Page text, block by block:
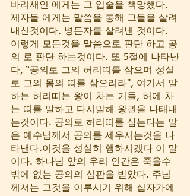
바리새인 에게는 그 입술을 책망했다.
제자들 에게는 말씀을 통해 그들을 살려
내신것이다. 병든자를 살려낸 것이다.
이렇게 모든것을 말씀으로 판단 하고 공
의 로 판단 하는것이다. 또 5절에 나타난
다, “공의로 그의 허리띠를 삼으며 성실
로 그의 몸의 띠를 삼으리라", 여기서 말
하는 허리띠는 왕이 차는 거들, 허에 차
는 띠를 말하고 다시말해 왕권을 나태내
는것이다. 공의로 허리띠를 삼는다는 말
은 예수님께서 공의를 세우시는것을 나
타낸다.이것을 성실히 행하시겠다 이 말
이다. 하나님 앞의 우리 인간은 죽을수
밖에 없는 공의의 심판을 받았다. 주님
께서는 그것을 이루시기 위해 십자가에